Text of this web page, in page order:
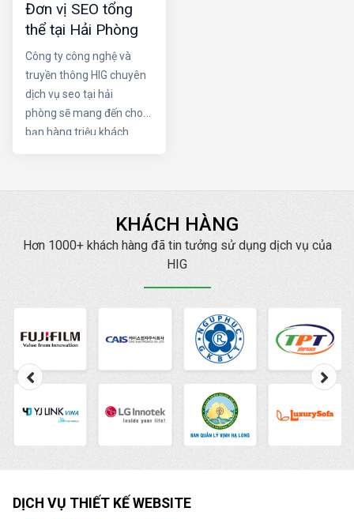
cần những thói quen
nào?
Đơn vị SEO tổng
thể tại Hải Phòng
Công ty công nghệ và
truyền thông HIG chuyên
dịch vụ seo tại hải
phòng sẽ mang đến cho
bạn hàng triệu khách
mang lại doanh thu cao
KHÁCH HÀNG
Hơn 1000+ khách hàng đã tin tưởng sử dụng dịch vụ của
HIG
DỊCH VỤ THIẾT KẾ WEBSITE